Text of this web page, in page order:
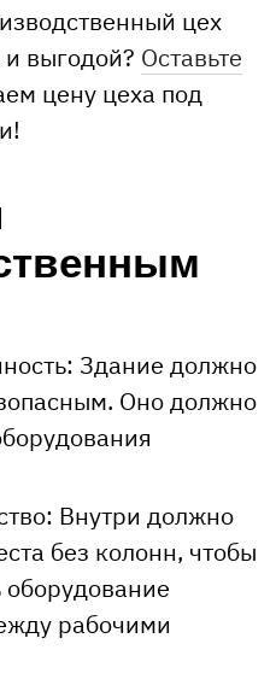
цех
и выгодой? Оставьте
цену цеха под
Здание должно
Оно должно
Внутри должно
без колонн, чтобы
оборудование
рабочими